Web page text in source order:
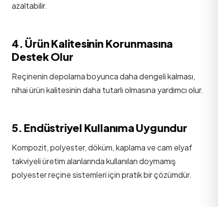
azaltabilir.
4. Ürün Kalitesinin Korunmasına
Destek Olur
Reçinenin depolama boyunca daha dengeli kalması,
nihai ürün kalitesinin daha tutarlı olmasına yardımcı olur.
5. Endüstriyel Kullanıma Uygundur
Kompozit, polyester, döküm, kaplama ve cam elyaf
takviyeli üretim alanlarında kullanılan doymamış
polyester reçine sistemleri için pratik bir çözümdür.